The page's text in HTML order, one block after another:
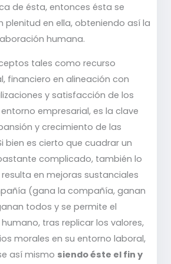
de ésta, entonces ésta se
plenitud en ella, obteniendo así la
humana.
tales como recurso
financiero en alineación con
y satisfacción de los
empresarial, es la clave
y crecimiento de las
bien es cierto que cuadrar un
complicado, también lo
en mejoras sustanciales
(gana la compañía, ganan
todos y se permite el
humano, tras replicar los valores,
morales en su entorno laboral,
así mismo siendo éste el fin y